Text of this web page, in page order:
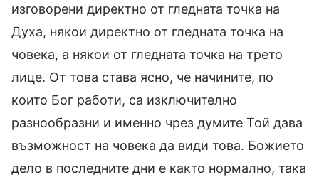
изговорени директно от гледната точка на
Духа, някои директно от гледната точка на
човека, а някои от гледната точка на трето
лице. От това става ясно, че начините, по
които Бог работи, са изключително
разнообразни и именно чрез думите Той дава
възможност на човека да види това. Божието
дело в последните дни е както нормално, така